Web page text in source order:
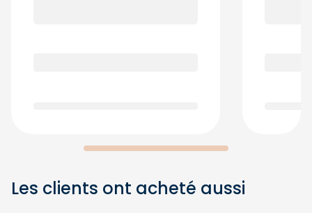
Les clients ont acheté aussi